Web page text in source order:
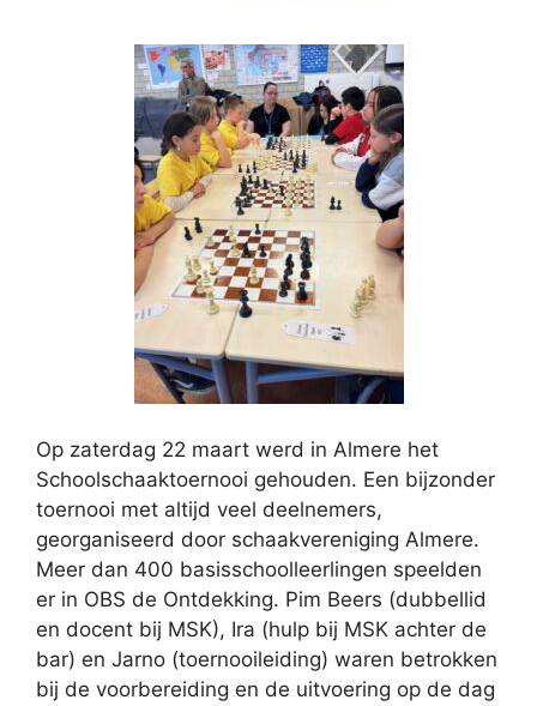
Op zaterdag 22 maart werd in Almere het
Schoolschaaktoernooi gehouden. Een bijzonder
toernooi met altijd veel deelnemers,
georganiseerd door schaakvereniging Almere.
Meer dan 400 basisschoolleerlingen speelden
er in OBS de Ontdekking. Pim Beers (dubbellid
en docent bij MSK), Ira (hulp bij MSK achter de
bar) en Jarno (toernooileiding) waren betrokken
bij de voorbereiding en de uitvoering op de dag